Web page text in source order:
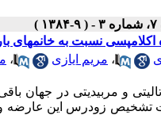
)
، مریم ایازی ،
و مربیدیتی در جهان
تشخیص زودرس این